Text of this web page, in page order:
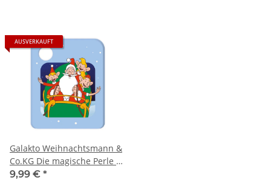
AUSVERKAUFT
Galakto Weihnachtsmann &
Co.KG Die magische Perle &
Rudolph ist verschwunden
9,99 € *